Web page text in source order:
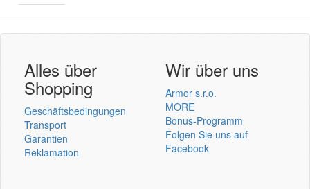
Benutzer Login
einmelden
Alles über
Shopping
Geschäftsbedingungen
Transport
Garantien
Reklamation
Wir über uns
Armor s.r.o.
MORE
Bonus-Programm
Folgen Sie uns auf
Facebook